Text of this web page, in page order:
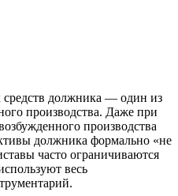
должника — один из
производства. Даже при
производства
должника формально «не
часто ограничиваются
весь